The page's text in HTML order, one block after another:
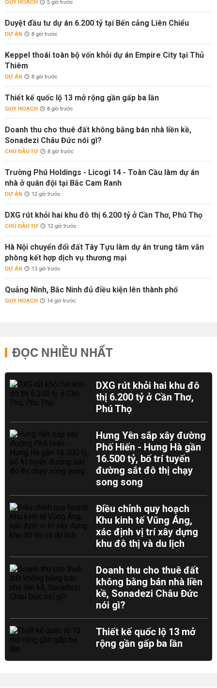
QUY HOẠCH 5 giờ trước
Duyệt đầu tư dự án 6.200 tỷ tại Bến cảng Liên Chiểu
DỰ ÁN 8 giờ trước
Keppel thoái toàn bộ vốn khỏi dự án Empire City tại Thủ
Thiêm
DỰ ÁN 8 giờ trước
Thiết kế quốc lộ 13 mở rộng gần gấp ba lần
QUY HOẠCH 8 giờ trước
Doanh thu cho thuê đất không bằng bán nhà liền kề,
Sonadezi Châu Đức nói gì?
CHỦ ĐẦU TƯ 8 giờ trước
Trường Phú Holdings - Licogi 14 - Toàn Cầu làm dự án
nhà ở quân đội tại Bắc Cam Ranh
DỰ ÁN 12 giờ trước
DXG rút khỏi hai khu đô thị 6.200 tỷ ở Cần Thơ, Phú Thọ
CHỦ ĐẦU TƯ 12 giờ trước
Hà Nội chuyển đổi đất Tây Tựu làm dự án trung tâm văn
phòng kết hợp dịch vụ thương mại
DỰ ÁN 13 giờ trước
Quảng Ninh, Bắc Ninh đủ điều kiện lên thành phố
QUY HOẠCH 14 giờ trước
ĐỌC NHIỀU NHẤT
DXG rút khỏi hai khu đô
thị 6.200 tỷ ở Cần Thơ,
Phú Thọ
Hưng Yên sắp xây đường
Phố Hiến - Hưng Hà gần
16.500 tỷ, bố trí tuyến
đường sắt đô thị chạy
song song
Điều chỉnh quy hoạch
Khu kinh tế Vũng Áng,
xác định vị trí xây dựng
khu đô thị và du lịch
Doanh thu cho thuê đất
không bằng bán nhà liền
kề, Sonadezi Châu Đức
nói gì?
Thiết kế quốc lộ 13 mở
rộng gần gấp ba lần